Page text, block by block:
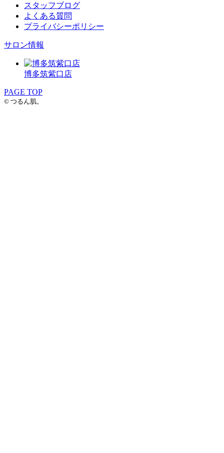
スタッフブログ
よくある質問
プライバシーポリシー
サロン情報
博多筑紫口店
PAGE TOP
© つるん肌。